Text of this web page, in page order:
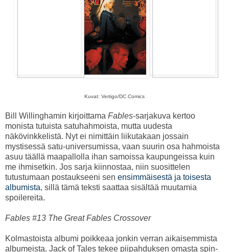
Kuvat: Vertigo/DC Comics
Bill Willinghamin kirjoittama Fables-sarjakuva kertoo
monista tutuista satuhahmoista, mutta uudesta
näkövinkkelistä. Nyt ei nimittäin liikutakaan jossain
mystisessä satu-universumissa, vaan suurin osa hahmoista
asuu täällä maapallolla ihan samoissa kaupungeissa kuin
me ihmisetkin. Jos sarja kiinnostaa, niin suosittelen
tutustumaan postaukseeni sen ensimmäisestä ja toisesta
albumista, sillä tämä teksti saattaa sisältää muutamia
spoilereita.
Fables #13 The Great Fables Crossover
Kolmastoista albumi poikkeaa jonkin verran aikaisemmista
albumeista. Jack of Tales tekee piipahduksen omasta spin-